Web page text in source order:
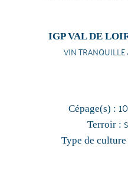
IGP VAL DE
VIN TRANQUILLE
Cépage(s) :
Terroir :
Type de culture